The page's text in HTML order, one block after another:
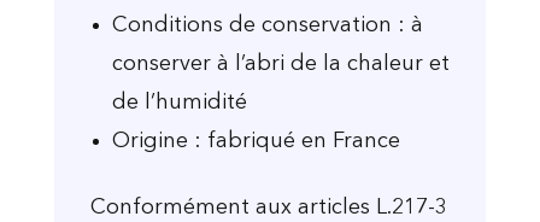
Conditions de conservation : à
conserver à l’abri de la chaleur et
de l’humidité
Origine : fabriqué en France
Conformément aux articles L.217-3